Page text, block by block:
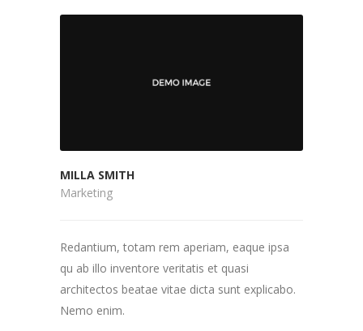
MILLA SMITH
Marketing
Redantium, totam rem aperiam, eaque ipsa
qu ab illo inventore veritatis et quasi
architectos beatae vitae dicta sunt explicabo.
Nemo enim.